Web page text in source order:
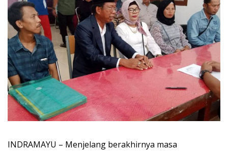
INDRAMAYU – Menjelang berakhirnya masa